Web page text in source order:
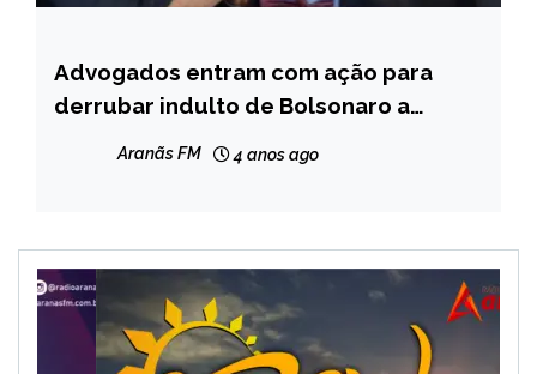
BRASIL
NOTÍCIAS
Advogados entram com ação para
derrubar indulto de Bolsonaro a
Aranãs FM 4 anos ago